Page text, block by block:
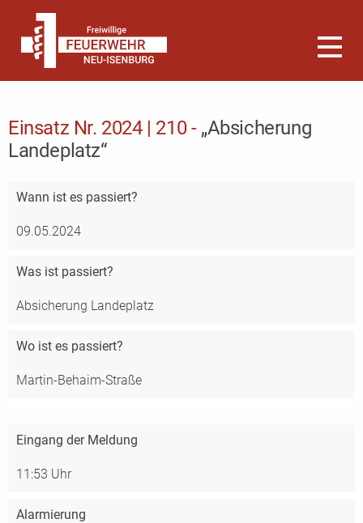
Einsatz Nr. 2024 | 210 - „Absicherung
Landeplatz“
Wann ist es passiert?
09.05.2024
Was ist passiert?
Absicherung Landeplatz
Wo ist es passiert?
Martin-Behaim-Straße
Eingang der Meldung
11:53 Uhr
Alarmierung